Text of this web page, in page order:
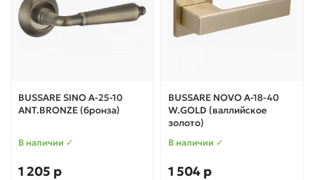
BUSSARE SINO A-25-10
ANT.BRONZE (бронза)
В наличии ✓
1 205 р
BUSSARE NOVO A-18-40
W.GOLD (валлийское
золото)
В наличии ✓
1 504 р